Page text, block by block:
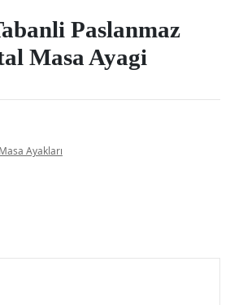
Paslanmaz
Masa Ayagi
Ayakları